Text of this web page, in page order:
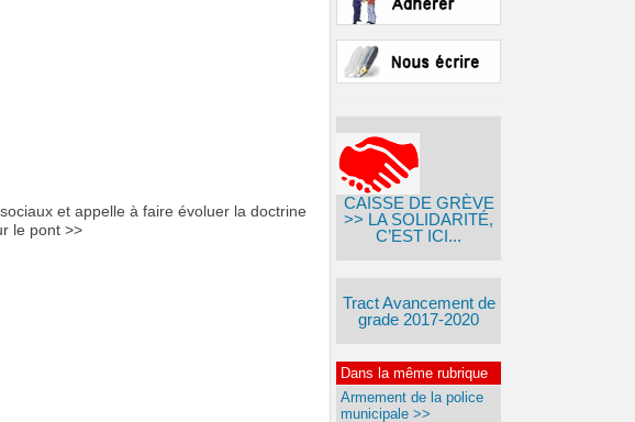
et appelle à faire évoluer la doctrine
le pont >>
CAISSE DE GRÈVE
>> LA SOLIDARITÉ,
C’EST ICI...
Tract Avancement de
grade 2017-2020
Dans la même rubrique
Armement de la police
municipale >>